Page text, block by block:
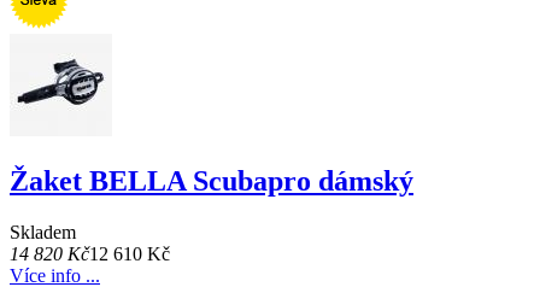
Žaket BELLA Scubapro dámský
Skladem
14 820 Kč12 610 Kč
Více info ...